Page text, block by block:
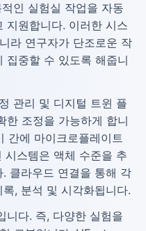
인 실험실 작업을 자동
지원합니다. 이러한 시스
라 연구자가 단조로운 작
집중할 수 있도록 해줍니
관리 및 디지털 트윈 플
한 조정을 가능하게 합니
간에 마이크로플레이트
시스템은 액체 수준을 추
클라우드 연결을 통해 각
, 분석 및 시각화됩니다.
니다. 즉, 다양한 실험을